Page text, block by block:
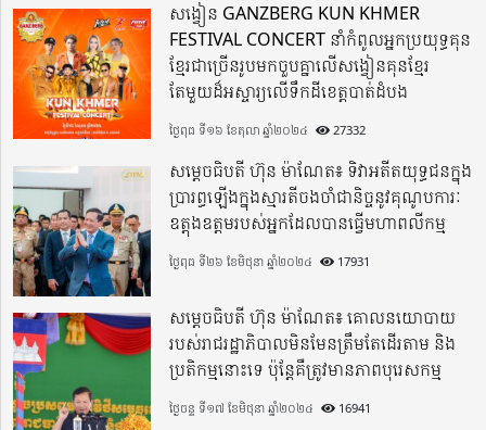
សង្វៀន GANZBERG KUN KHMER
FESTIVAL CONCERT នាំកំពូលអ្នកប្រយុទ្ធគុន
ខ្មែរជាច្រើនរូបមកចួបគ្នាលើសង្វៀនគុនខ្មែរ
តែមួយដ៏អស្ចារ្យលើទឹកដីខេត្តបាត់ដំបង
ថ្ងៃពុធ ទី១៦ ខែតុលា ឆ្នាំ២០២៤ 27332
សម្តេចធិបតី ហ៊ុន ម៉ាណែត៖ ទិវាអតីតយុទ្ធជនក្នុង
ប្រារព្ធឡើងក្នុងស្មារតីចងចាំជានិច្ចនូវគុណូបការៈ
ឧត្តុងឧត្តមរបស់អ្នកដែលបានធ្វើមហាពលីកម្ម
ថ្ងៃពុធ ទី២៦ ខែមិថុនា ឆ្នាំ២០២៤ 17931
សម្តេចធិបតី ហ៊ុន ម៉ាណែត៖ គោលនយោបាយ
របស់រាជរដ្ឋាភិបាលមិនមែនត្រឹមតែដើរតាម និង
ប្រតិកម្មនោះទេ ប៉ុន្តែគឺត្រូវមានភាពបុរេសកម្ម
ថ្ងៃចន្ទ ទី១៧ ខែមិថុនា ឆ្នាំ២០២៤ 16941